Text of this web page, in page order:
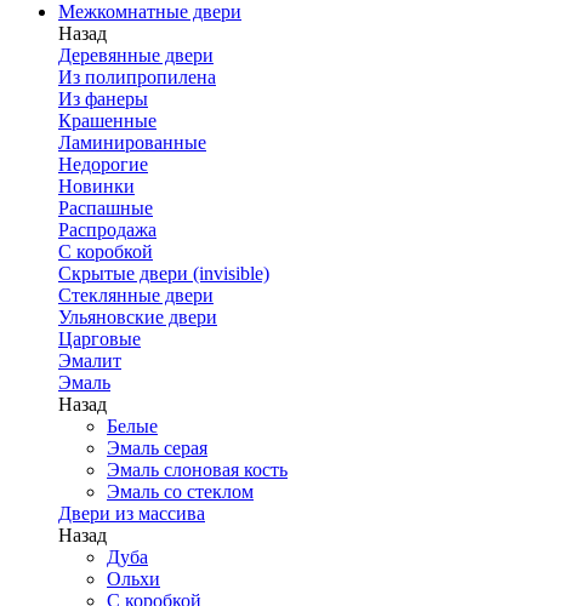
Межкомнатные двери
Назад
Деревянные двери
Из полипропилена
Из фанеры
Крашенные
Ламинированные
Недорогие
Новинки
Распашные
Распродажа
С коробкой
Скрытые двери (invisible)
Стеклянные двери
Ульяновские двери
Царговые
Эмалит
Эмаль
Назад
Белые
Эмаль серая
Эмаль слоновая кость
Эмаль со стеклом
Двери из массива
Назад
Дуба
Ольхи
С коробкой